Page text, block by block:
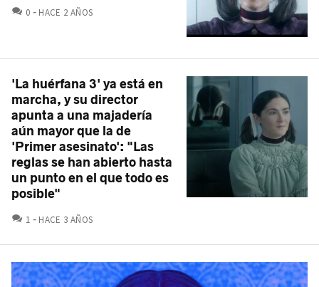
0 COMENTARIOS
HACE 2 AÑOS
'La huérfana 3' ya está en
marcha, y su director
apunta a una majadería
aún mayor que la de
'Primer asesinato': "Las
reglas se han abierto hasta
un punto en el que todo es
posible"
1 COMENTARIOS
HACE 3 AÑOS